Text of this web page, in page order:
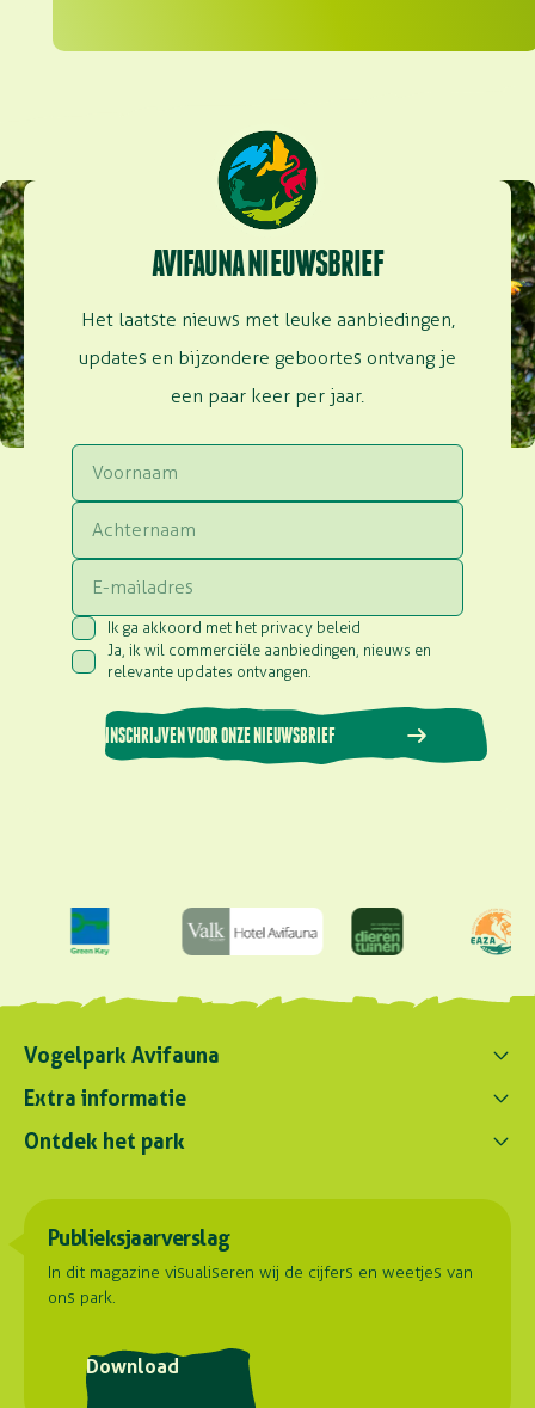
AVIFAUNA NIEUWSBRIEF
Het laatste nieuws met leuke aanbiedingen,
updates en bijzondere geboortes ontvang je
een paar keer per jaar.
Consent (Vereist)
Ik ga akkoord met het privacy beleid
Consent(Vereist)
Ja, ik wil commerciële aanbiedingen, nieuws en
relevante updates ontvangen.
INSCHRIJVEN VOOR ONZE NIEUWSBRIEF
Vogelpark Avifauna
Contact ons
0172 - 256 256
contact@avifauna.nl
Parkadres
Hoorn 59
2404 HG Alphen aan den Rijn
Routebeschrijving
Postadres
Stuyvesantlaan 23
Extra informatie
Parkregelement
Duurzaamheid
Samenwerkingen
Contact
Ontdek het park
Onze dieren
Plattegrond
Publieksjaarverslag
In dit magazine visualiseren wij de cijfers en weetjes van
ons park.
Download